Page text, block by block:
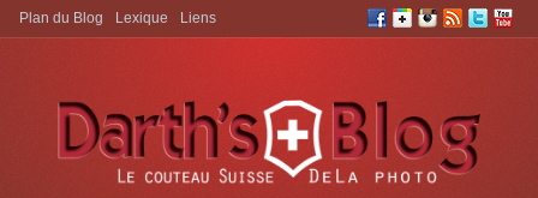
Plan du Blog Lexique Liens